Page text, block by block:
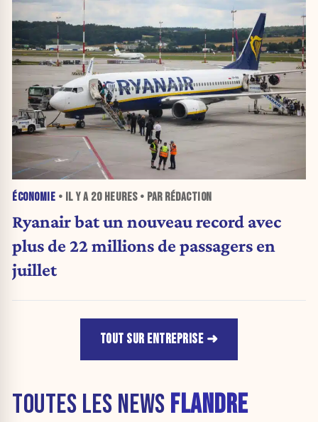
ÉCONOMIE • IL Y A 20 HEURES• PAR RÉDACTION
Ryanair bat un nouveau record avec
plus de 22 millions de passagers en
juillet
TOUT SUR ENTREPRISE
TOUTES LES NEWS FLANDRE